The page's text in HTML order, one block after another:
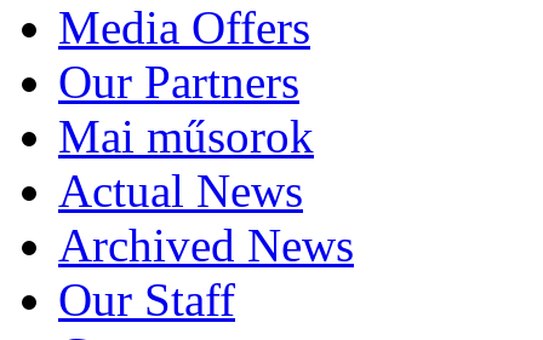
Media Offers
Our Partners
Mai műsorok
Actual News
Archived News
Our Staff